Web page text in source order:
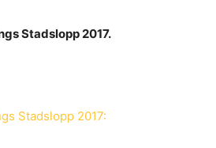
Stadslopp 2017.
Stadslopp 2017: